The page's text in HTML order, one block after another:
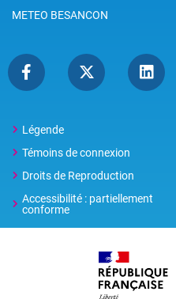
METEO BESANCON
Légende
Témoins de connexion
Droits de Reproduction
Accessibilité : partiellement
conforme